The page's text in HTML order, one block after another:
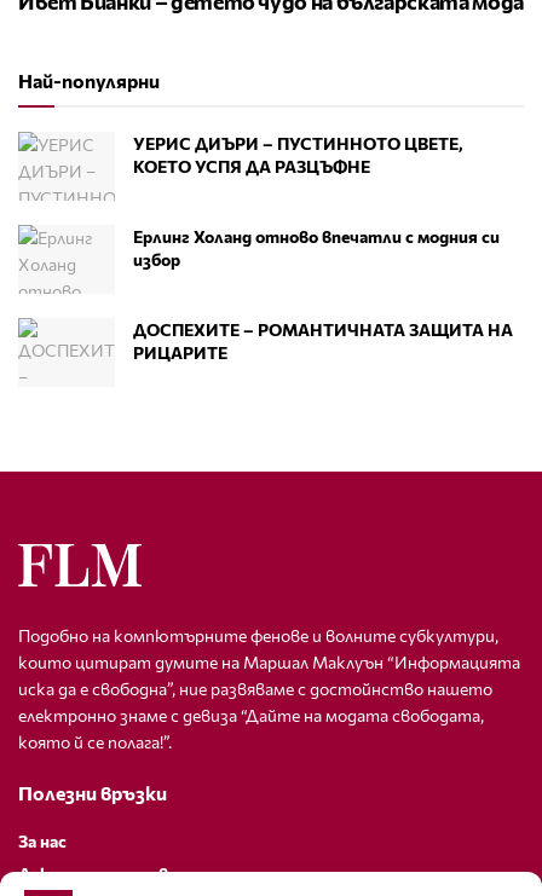
Най-популярни
УЕРИС ДИЪРИ – ПУСТИННОТО ЦВЕТЕ,
КОЕТО УСПЯ ДА РАЗЦЪФНЕ
Ерлинг Холанд отново впечатли с модния си
избор
ДОСПЕХИТЕ – РОМАНТИЧНАТА ЗАЩИТА НА
РИЦАРИТЕ
Подобно на компютърните фенове и волните субкултури,
които цитират думите на Маршал Маклуън “Информацията
иска да е свободна”, ние развяваме с достойнство нашето
електронно знаме с девиза “Дайте на модата свободата,
която й се полага!”.
Полезни връзки
За нас
Декларация за поверителност